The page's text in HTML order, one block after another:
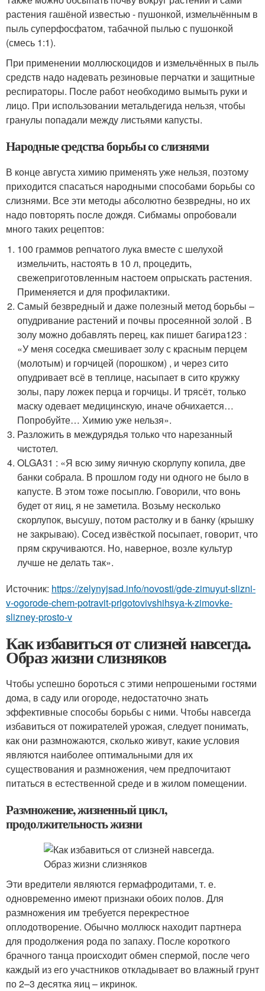
растения гашёной известью - пушонкой, измельчённым в
пыль суперфосфатом, табачной пылью с пушонкой
(смесь 1:1).
При применении моллюскоцидов и измельчённых в пыль
средств надо надевать резиновые перчатки и защитные
респираторы. После работ необходимо вымыть руки и
лицо. При использовании метальдегида нельзя, чтобы
гранулы попадали между листьями капусты.
Народные средства борьбы со слизнями
В конце августа химию применять уже нельзя, поэтому
приходится спасаться народными способами борьбы со
слизнями. Все эти методы абсолютно безвредны, но их
надо повторять после дождя. Сибмамы опробовали
много таких рецептов:
100 граммов репчатого лука вместе с шелухой
измельчить, настоять в 10 л, процедить,
свежеприготовленным настоем опрыскать растения.
Применяется и для профилактики.
Самый безвредный и даже полезный метод борьбы –
опудривание растений и почвы просеянной золой . В
золу можно добавлять перец, как пишет багира123 :
«У меня соседка смешивает золу с красным перцем
(молотым) и горчицей (порошком) , и через сито
опудривает всё в теплице, насыпает в сито кружку
золы, пару ложек перца и горчицы. И трясёт, только
маску одевает медицинскую, иначе обчихается…
Попробуйте… Химию уже нельзя».
Разложить в междурядья только что нарезанный
чистотел.
OLGA31 : «Я всю зиму яичную скорлупу копила, две
банки собрала. В прошлом году ни одного не было в
капусте. В этом тоже посыплю. Говорили, что вонь
будет от яиц, я не заметила. Возьму несколько
скорлупок, высушу, потом растолку и в банку (крышку
не закрываю). Сосед извёсткой посыпает, говорит, что
прям скручиваются. Но, наверное, возле культур
лучше не делать так».
Источник: https://zelynyjsad.info/novosti/gde-zimuyut-slizni-
v-ogorode-chem-potravit-prigotovivshihsya-k-zimovke-
slizney-prosto-v
Как избавиться от слизней навсегда.
Образ жизни слизняков
Чтобы успешно бороться с этими непрошеными гостями
дома, в саду или огороде, недостаточно знать
эффективные способы борьбы с ними. Чтобы навсегда
избавиться от пожирателей урожая, следует понимать,
как они размножаются, сколько живут, какие условия
являются наиболее оптимальными для их
существования и размножения, чем предпочитают
питаться в естественной среде и в жилом помещении.
Размножение, жизненный цикл,
продолжительность жизни
Эти вредители являются гермафродитами, т. е.
одновременно имеют признаки обоих полов. Для
размножения им требуется перекрестное
оплодотворение. Обычно моллюск находит партнера
для продолжения рода по запаху. После короткого
брачного танца происходит обмен спермой, после чего
каждый из его участников откладывает во влажный грунт
по 2–3 десятка яиц – икринок.